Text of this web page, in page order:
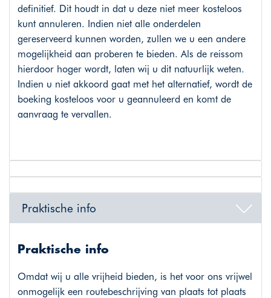
definitief. Dit houdt in dat u deze niet meer kosteloos
kunt annuleren. Indien niet alle onderdelen
gereserveerd kunnen worden, zullen we u een andere
mogelijkheid aan proberen te bieden. Als de reissom
hierdoor hoger wordt, laten wij u dit natuurlijk weten.
Indien u niet akkoord gaat met het alternatief, wordt de
boeking kosteloos voor u geannuleerd en komt de
aanvraag te vervallen.
Praktische info
Praktische info
Omdat wij u alle vrijheid bieden, is het voor ons vrijwel
onmogelijk een routebeschrijving van plaats tot plaats